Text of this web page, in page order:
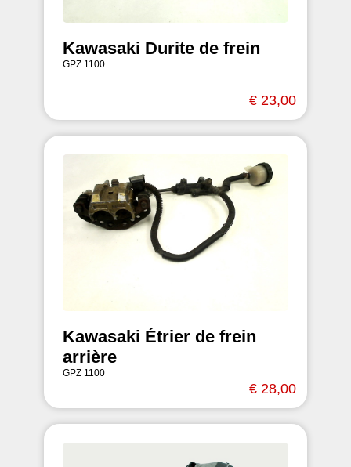
Kawasaki Durite de frein
GPZ 1100
€ 23,00
Kawasaki Étrier de frein
arrière
GPZ 1100
€ 28,00